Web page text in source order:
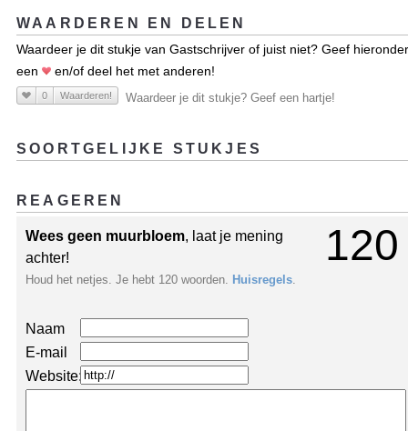
WAARDEREN EN DELEN
Waardeer je dit stukje van Gastschrijver of juist niet? Geef hieronder
een
en/of deel het met anderen!
0 Waarderen! Waardeer je dit stukje? Geef een hartje!
SOORTGELIJKE STUKJES
REAGEREN
120
Wees geen muurbloem, laat je mening
achter!
Houd het netjes. Je hebt 120 woorden. Huisregels
Naam
E-mail
Website: